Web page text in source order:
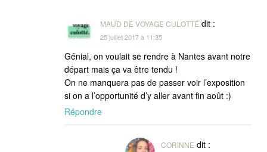
MAUD DE VOYAGE CULOTTÉ dit :
25 juillet 2017 à 11:35
Génial, on voulait se rendre à Nantes avant notre
départ mais ça va être tendu !
On ne manquera pas de passer voir l’exposition
si on a l’opportunité d’y aller avant fin août :)
Répondre
CORINNE dit :